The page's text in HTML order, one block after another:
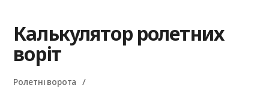
Калькулятор ролетних
воріт
Ролетні ворота